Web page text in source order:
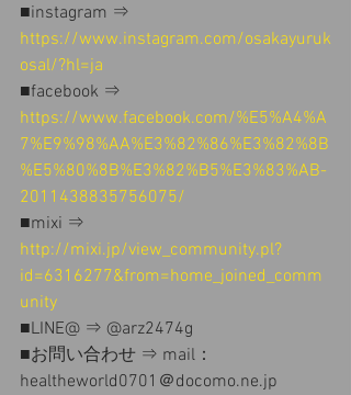
■instagram ⇒
https://www.instagram.com/osakayuruk
osal/?hl=ja
■facebook ⇒
https://www.facebook.com/%E5%A4%A
7%E9%98%AA%E3%82%86%E3%82%8B
%E5%80%8B%E3%82%B5%E3%83%AB-
2011438835756075/
■mixi ⇒
http://mixi.jp/view_community.pl?
id=6316277&from=home_joined_comm
unity
■LINE@ ⇒ @arz2474g
■お問い合わせ ⇒ mail：
healtheworld0701＠docomo.ne.jp